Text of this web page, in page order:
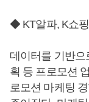
◆ KT알파, K쇼
데이터를 기반으
획 등 프로모션
로모션 마케팅